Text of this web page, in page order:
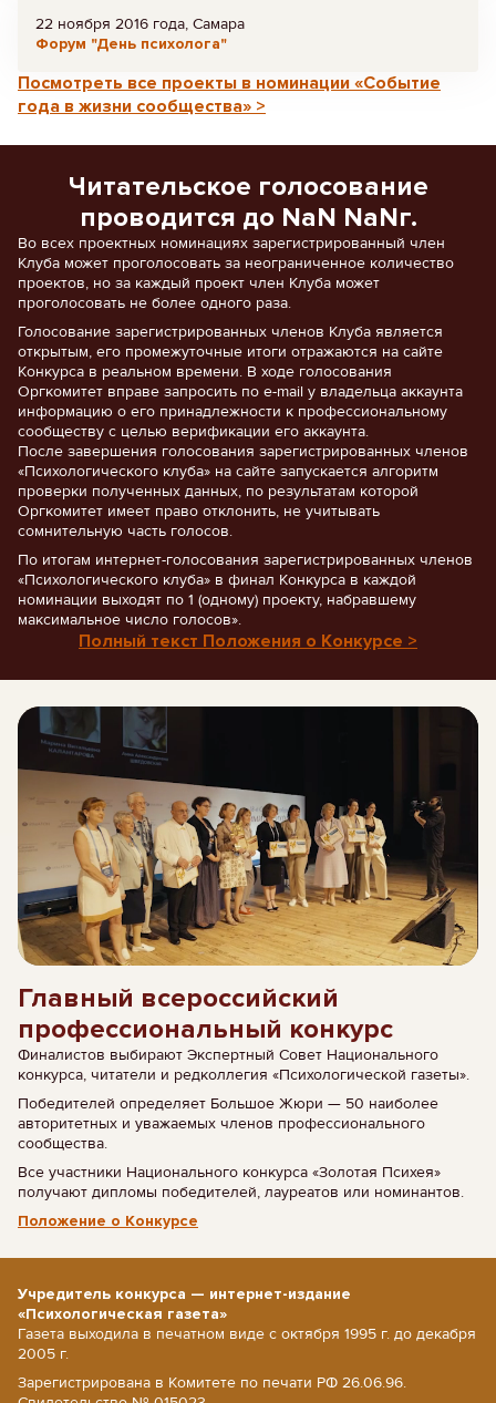
22 ноября 2016 года, Самара
Форум "День психолога"
Посмотреть все проекты в номинации «Событие
года в жизни сообщества» >
Читательское голосование
проводится до NaN NaNг.
Во всех проектных номинациях зарегистрированный член
Клуба может проголосовать за неограниченное количество
проектов, но за каждый проект член Клуба может
проголосовать не более одного раза.
Голосование зарегистрированных членов Клуба является
открытым, его промежуточные итоги отражаются на сайте
Конкурса в реальном времени. В ходе голосования
Оргкомитет вправе запросить по e-mail у владельца аккаунта
информацию о его принадлежности к профессиональному
сообществу с целью верификации его аккаунта.
После завершения голосования зарегистрированных членов
«Психологического клуба» на сайте запускается алгоритм
проверки полученных данных, по результатам которой
Оргкомитет имеет право отклонить, не учитывать
сомнительную часть голосов.
По итогам интернет-голосования зарегистрированных членов
«Психологического клуба» в финал Конкурса в каждой
номинации выходят по 1 (одному) проекту, набравшему
максимальное число голосов».
Полный текст Положения о Конкурсе >
Главный всероссийский
профессиональный конкурс
Финалистов выбирают Экспертный Совет Национального
конкурса, читатели и редколлегия «Психологической газеты».
Победителей определяет Большое Жюри — 50 наиболее
авторитетных и уважаемых членов профессионального
сообщества.
Все участники Национального конкурса «Золотая Психея»
получают дипломы победителей, лауреатов или номинантов.
Положение о Конкурсе
Учредитель конкурса — интернет-издание
«Психологическая газета»
Газета выходила в печатном виде с октября 1995 г. до декабря
2005 г.
Зарегистрирована в Комитете по печати РФ 26.06.96.